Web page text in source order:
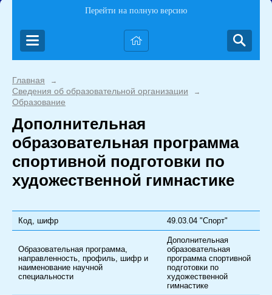
Перейти на полную версию
Главная →
Сведения об образовательной организации →
Образование
Дополнительная
образовательная программа
спортивной подготовки по
художественной гимнастике
Код, шифр 49.03.04 "Спорт"
Образовательная программа,
направленность, профиль, шифр и
наименование научной
специальности
Дополнительная
образовательная
программа спортивной
подготовки по
художественной
гимнастике